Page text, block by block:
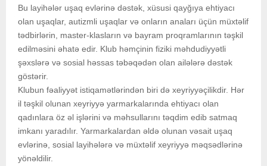
Bu layihələr uşaq evlərinə dəstək, xüsusi qayğıya ehtiyacı
olan uşaqlar, autizmli uşaqlar və onların anaları üçün müxtəlif
tədbirlərin, master-klasların və bayram proqramlarının təşkil
edilməsini əhatə edir. Klub həmçinin fiziki məhdudiyyətli
şəxslərə və sosial həssas təbəqədən olan ailələrə dəstək
göstərir.
Klubun fəaliyyət istiqamətlərindən biri də xeyriyyəçilikdir. Hər
il təşkil olunan xeyriyyə yarmarkalarında ehtiyacı olan
qadınlara öz əl işlərini və məhsullarını təqdim edib satmaq
imkanı yaradılır. Yarmarkalardan əldə olunan vəsait uşaq
evlərinə, sosial layihələrə və müxtəlif xeyriyyə məqsədlərinə
yönəldilir.